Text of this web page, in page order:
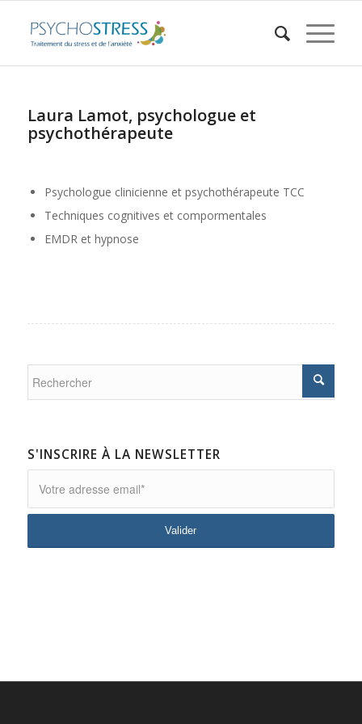
Laura Lamot, psychologue et
psychothérapeute
Psychologue clinicienne et psychothérapeute TCC
Techniques cognitives et compormentales
EMDR et hypnose
S'INSCRIRE À LA NEWSLETTER